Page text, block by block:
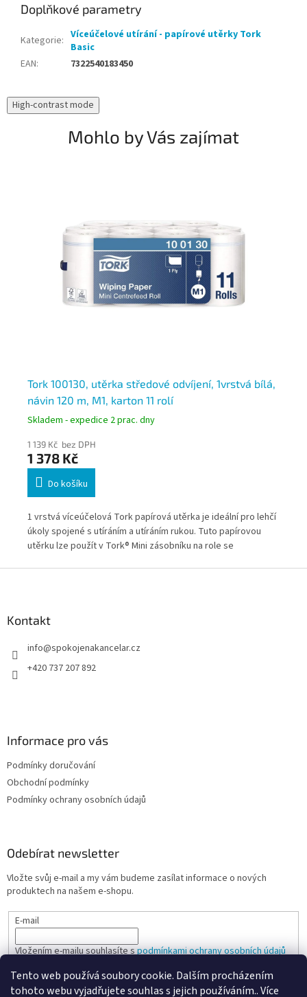
Tento web používá soubory cookie. Dalším procházením
tohoto webu vyjadřujete souhlas s jejich používáním.. Více
Doplňkové parametry
Kategorie: Víceúčelové utírání - papírové utěrky Tork
Basic
EAN: 7322540183450
High-contrast mode
Mohlo by Vás zajímat
Tork 100130, utěrka středové odvíjení, 1vrstvá bílá,
návin 120 m, M1, karton 11 rolí
Skladem - expedice 2 prac. dny
1 139 Kč bez DPH
1 378 Kč
Do košíku
1 vrstvá víceúčelová Tork papírová utěrka je ideální pro lehčí
úkoly spojené s utíráním a utíráním rukou. Tuto papírovou
utěrku lze použít v Tork® Mini zásobníku na role se
Kontakt
info@spokojenakancelar.cz
+420 737 207 892
Informace pro vás
Podmínky doručování
Obchodní podmínky
Podmínky ochrany osobních údajů
Odebírat newsletter
Vložte svůj e-mail a my vám budeme zasílat informace o nových
produktech na našem e-shopu.
E-mail
Vložením e-mailu souhlasíte spodmínkami ochrany osobních údajů
PŘIHLÁSIT SE